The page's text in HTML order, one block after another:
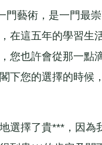
藝術，是一門最
在這五年的學習生
您也許會從那一點
下您的選擇的時候
擇了貴***，因為